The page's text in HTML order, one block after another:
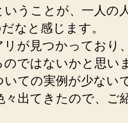
うことが、一人の
なと感じます。
が見つかっており
ではないかと思い
ての実例が少ない
出てきたので、ご